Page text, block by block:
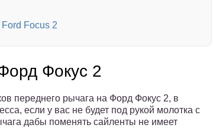
Ford Focus 2
Фокус 2
переднего рычага на Форд Фокус 2, в
если у вас не будет под рукой молотка с
дабы поменять сайленты не имеет